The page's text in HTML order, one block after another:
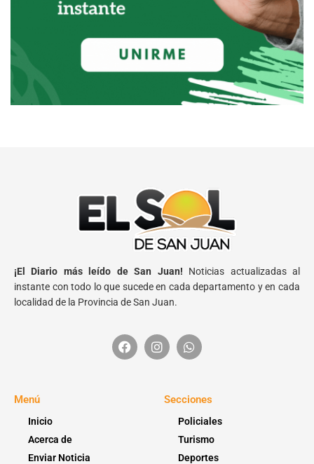
¡El Diario más leído de San Juan! Noticias actualizadas al
instante con todo lo que sucede en cada departamento y en cada
localidad de la Provincia de San Juan.
Menú
Inicio
Acerca de
Enviar Noticia
Secciones
Policiales
Turismo
Deportes